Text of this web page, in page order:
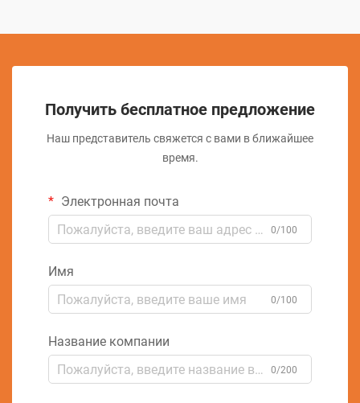
Получить бесплатное предложение
Наш представитель свяжется с вами в ближайшее
время.
Электронная почта
0/100
Имя
0/100
Название компании
0/200